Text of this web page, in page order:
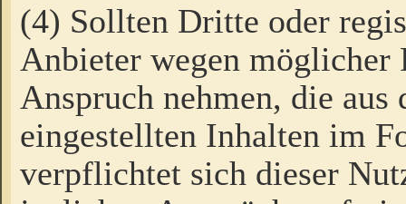
(4) Sollten Dritte oder
Anbieter wegen möglicher
Anspruch nehmen, die
eingestellten Inhalten im
verpflichtet sich dieser